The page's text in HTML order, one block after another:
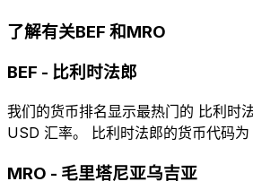
了解有关BEF 和MRO
BEF - 比利时法郎
我们的货币排名显示最热门的 比利时
USD 汇率。 比利时法郎的货币代码为
MRO - 毛里塔尼亚乌吉亚